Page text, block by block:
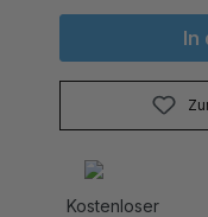
In
Kostenloser
Versand ab